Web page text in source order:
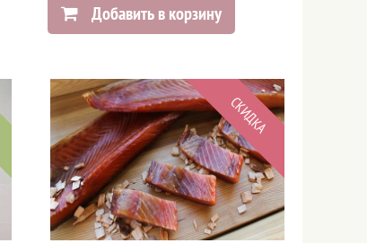
Добавить в корзину
СКИДКА